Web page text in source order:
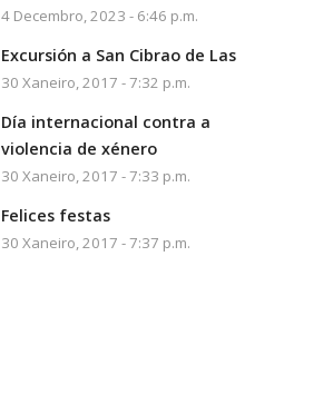
4 Decembro, 2023 - 6:46 p.m.
Excursión a San Cibrao de Las
30 Xaneiro, 2017 - 7:32 p.m.
Día internacional contra a
violencia de xénero
30 Xaneiro, 2017 - 7:33 p.m.
Felices festas
30 Xaneiro, 2017 - 7:37 p.m.